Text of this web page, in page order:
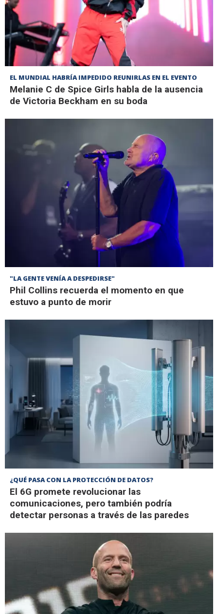
EL MUNDIAL HABRÍA IMPEDIDO REUNIRLAS EN EL EVENTO
Melanie C de Spice Girls habla de la ausencia
de Victoria Beckham en su boda
"LA GENTE VENÍA A DESPEDIRSE"
Phil Collins recuerda el momento en que
estuvo a punto de morir
¿QUÉ PASA CON LA PROTECCIÓN DE DATOS?
El 6G promete revolucionar las
comunicaciones, pero también podría
detectar personas a través de las paredes